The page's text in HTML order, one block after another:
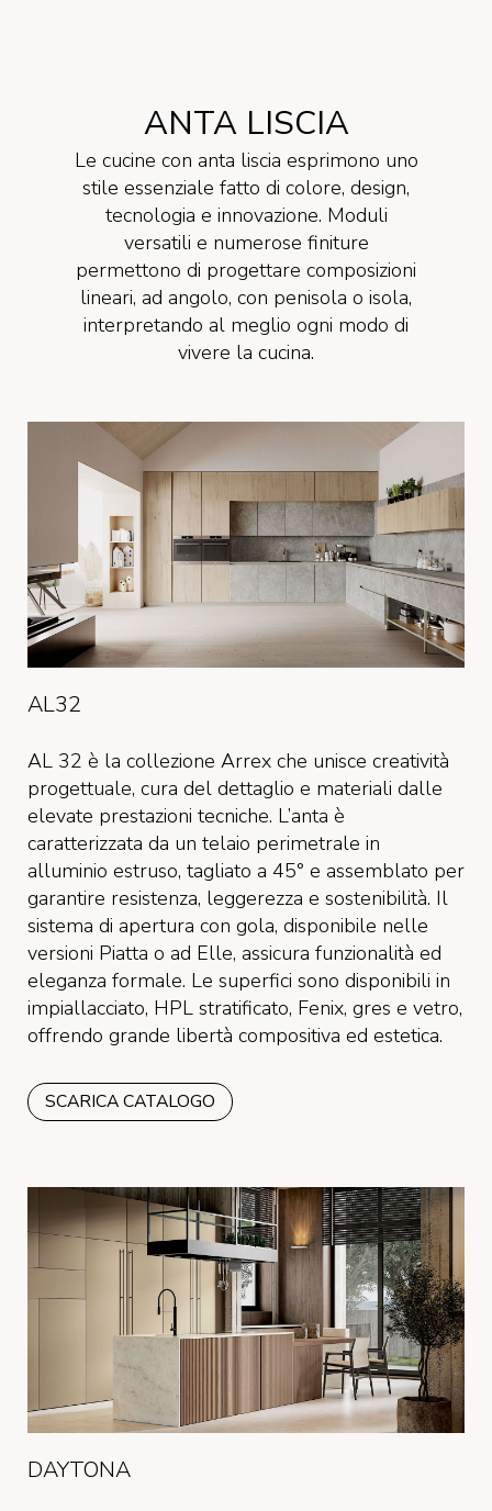
ANTA LISCIA
Le cucine con anta liscia esprimono uno
stile essenziale fatto di colore, design,
tecnologia e innovazione. Moduli
versatili e numerose finiture
permettono di progettare composizioni
lineari, ad angolo, con penisola o isola,
interpretando al meglio ogni modo di
vivere la cucina.
AL32
AL 32 è la collezione Arrex che unisce creatività
progettuale, cura del dettaglio e materiali dalle
elevate prestazioni tecniche. L’anta è
caratterizzata da un telaio perimetrale in
alluminio estruso, tagliato a 45° e assemblato per
garantire resistenza, leggerezza e sostenibilità. Il
sistema di apertura con gola, disponibile nelle
versioni Piatta o ad Elle, assicura funzionalità ed
eleganza formale. Le superfici sono disponibili in
impiallacciato, HPL stratificato, Fenix, gres e vetro,
offrendo grande libertà compositiva ed estetica.
SCARICA CATALOGO
DAYTONA